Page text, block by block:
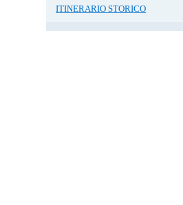
ITINERARIO STORICO